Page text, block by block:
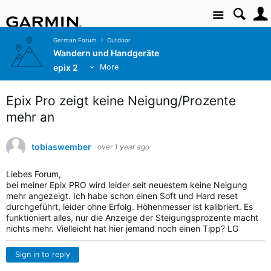
Site
German Forum Outdoor
Wandern und Handgeräte
epix 2
More
Epix Pro zeigt keine Neigung/Prozente
mehr an
tobiaswember over 1 year ago
Liebes Forum,
bei meiner Epix PRO wird leider seit neuestem keine Neigung
mehr angezeigt. Ich habe schon einen Soft und Hard reset
durchgeführt, leider ohne Erfolg. Höhenmesser ist kalibriert. Es
funktioniert alles, nur die Anzeige der Steigungsprozente macht
nichts mehr. Vielleicht hat hier jemand noch einen Tipp? LG
Sign in to reply